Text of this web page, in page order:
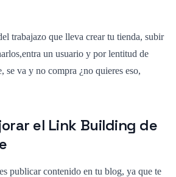
trabajazo que lleva crear tu tienda, subir
un usuario y por lentitud de
se va y no compra ¿no quieres eso,
el Link Building de
publicar contenido en tu blog, ya que te